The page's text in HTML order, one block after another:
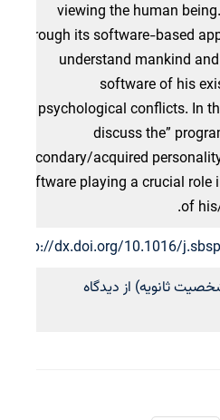
viewing the human
through its software-based
understand mankind
software of his
psychological conflicts. In
discuss the”
secondary/acquired
software playing a crucial
of
http://dx.doi.org/10.1016/
ثانویه) از دیدگاه